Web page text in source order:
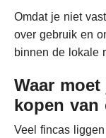
Omdat je niet
over gebruik en
binnen de lokale
Waar
kopen van
Veel fincas